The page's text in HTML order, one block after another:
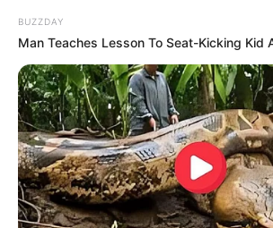
BUZZDAY
Man Teaches Lesson To Seat-Kicking Kid